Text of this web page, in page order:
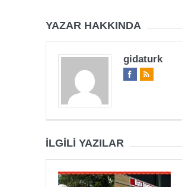
YAZAR HAKKINDA
gidaturk
İLGILI YAZILAR